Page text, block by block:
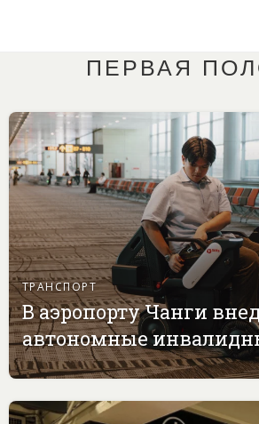
ПЕРВАЯ
ТРАНСПОРТ
В аэропорту Чанги
автономные